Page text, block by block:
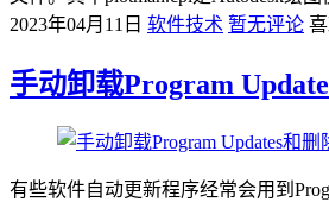
2023年04月11日 软件技术 暂无评论
手动卸载Program
有些软件自动更新程序经常会用到